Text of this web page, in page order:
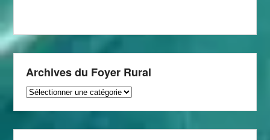
Archives du Foyer Rural
Archives
Rural